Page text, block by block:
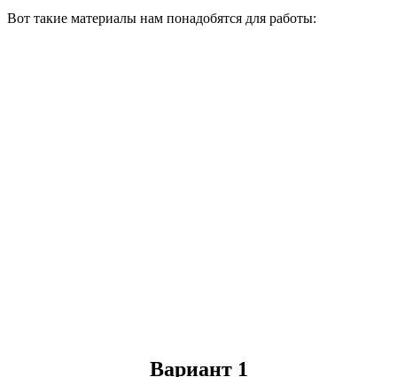
Вот такие материалы нам понадобятся для работы:
Вариант 1